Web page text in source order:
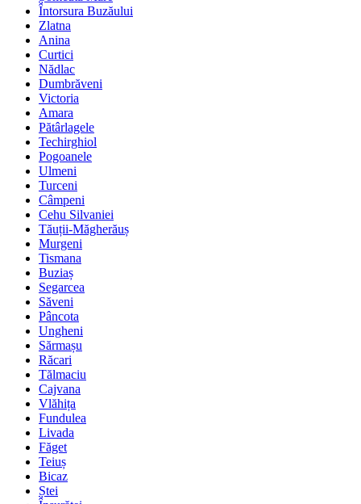
Întorsura Buzăului
Zlatna
Anina
Curtici
Nădlac
Dumbrăveni
Victoria
Amara
Pătârlagele
Techirghiol
Pogoanele
Ulmeni
Turceni
Câmpeni
Cehu Silvaniei
Tăuții-Măgherăuș
Murgeni
Tismana
Buziaș
Segarcea
Săveni
Pâncota
Ungheni
Sărmașu
Răcari
Tălmaciu
Cajvana
Vlăhița
Fundulea
Livada
Făget
Teiuș
Bicaz
Ștei